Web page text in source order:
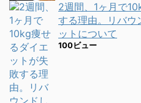
2週間、1ヶ月で
する理由。リバウ
ットについて
100ビュー